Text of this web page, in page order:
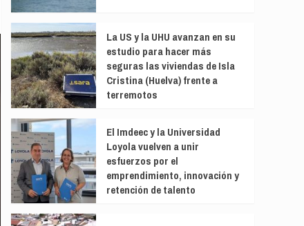
La US y la UHU avanzan en su
estudio para hacer más
seguras las viviendas de Isla
Cristina (Huelva) frente a
terremotos
El Imdeec y la Universidad
Loyola vuelven a unir
esfuerzos por el
emprendimiento, innovación y
retención de talento